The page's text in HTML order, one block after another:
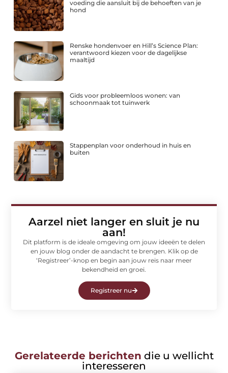
voeding die aansluit bij de behoeften van je
hond
Renske hondenvoer en Hill’s Science Plan:
verantwoord kiezen voor de dagelijkse
maaltijd
Gids voor probleemloos wonen: van
schoonmaak tot tuinwerk
Stappenplan voor onderhoud in huis en
buiten
Aarzel niet langer en sluit je nu
aan!
Dit platform is de ideale omgeving om jouw ideeën te delen
en jouw blog onder de aandacht te brengen. Klik op de
‘Registreer’-knop en begin aan jouw reis naar meer
bekendheid en groei.
Registreer nu
Gerelateerde berichten die u wellicht
interesseren